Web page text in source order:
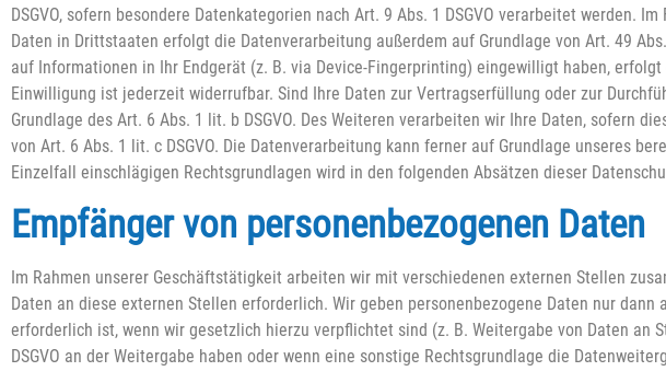
DSGVO, sofern besondere Datenkategorien nach Art. 9 Abs. 1 DSGVO verarbeitet werden.
Daten in Drittstaaten erfolgt die Datenverarbeitung außerdem auf Grundlage von Art. 49
auf Informationen in Ihr Endgerät (z. B. via Device-Fingerprinting) eingewilligt haben,
Einwilligung ist jederzeit widerrufbar. Sind Ihre Daten zur Vertragserfüllung oder zur
Grundlage des Art. 6 Abs. 1 lit. b DSGVO. Des Weiteren verarbeiten wir Ihre Daten, sofern
von Art. 6 Abs. 1 lit. c DSGVO. Die Datenverarbeitung kann ferner auf Grundlage unseres
Einzelfall einschlägigen Rechtsgrundlagen wird in den folgenden Absätzen dieser
Empfänger von personenbezogenen Daten
Im Rahmen unserer Geschäftstätigkeit arbeiten wir mit verschiedenen externen Stellen
Daten an diese externen Stellen erforderlich. Wir geben personenbezogene Daten nur
erforderlich ist, wenn wir gesetzlich hierzu verpflichtet sind (z. B. Weitergabe von Daten
DSGVO an der Weitergabe haben oder wenn eine sonstige Rechtsgrundlage die